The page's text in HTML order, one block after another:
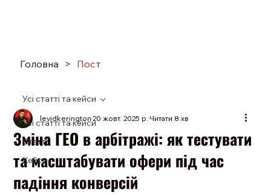
Усі статті та кейси
Статті
Кейси
Усі статті та кейси
Зміна ГЕО в арбітражі: як тестувати
та масштабувати офери під час
падіння конверсій
levidkerington20 жовт. 2025 р.Читати 8 хв
Головна > Пост